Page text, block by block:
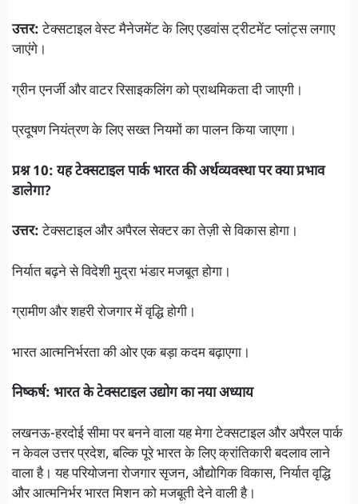
उत्तर:टेक्सटाइल वेस्ट मैनेजमेंट के लिए एडवांस ट्रीटमेंट प्लांट्स लगाए
जाएंगे।
ग्रीन एनर्जी और वाटर रिसाइकलिंग को प्राथमिकता दी जाएगी।
प्रदूषण नियंत्रण के लिए सख्त नियमों का पालन किया जाएगा।
प्रश्न 10: यह टेक्सटाइल पार्क भारत की अर्थव्यवस्था पर क्या प्रभाव
डालेगा?
उत्तर:टेक्सटाइल और अपैरल सेक्टर का तेज़ी से विकास होगा।
निर्यात बढ़ने से विदेशी मुद्रा भंडार मजबूत होगा।
ग्रामीण और शहरी रोजगार में वृद्धि होगी।
भारत आत्मनिर्भरता की ओर एक बड़ा कदम बढ़ाएगा।
निष्कर्ष: भारत के टेक्सटाइल उद्योग का नया अध्याय
लखनऊ-हरदोई सीमा पर बनने वाला यह मेगा टेक्सटाइल और अपैरल पार्क
न केवल उत्तर प्रदेश, बल्कि पूरे भारत के लिए क्रांतिकारी बदलाव लाने
वाला है। यह परियोजना रोजगार सृजन, औद्योगिक विकास, निर्यात वृद्धि
और आत्मनिर्भर भारत मिशन को मजबूती देने वाली है।